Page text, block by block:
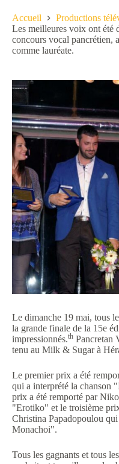
Accueil
Productions
Les meilleures voix ont été
concours vocal pancrétien,
comme lauréate.
Le dimanche 19 mai, tous
la grande finale de la 15e
impressionnés.th Pancretan
tenu au Milk & Sugar à
Le premier prix a été
qui a interprété la chanson
prix a été remporté par
"Erotiko" et le troisième
Christina Papadopoulou
Monachoi".
Tous les gagnants et tous